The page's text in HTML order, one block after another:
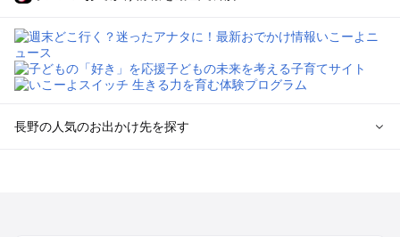
長野の人気のお出かけ先を探す